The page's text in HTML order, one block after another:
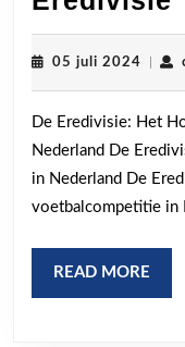
05 juli 2024 05
De Eredivisie: Het
Nederland De
in Nederland De
voetbalcompetitie in
READ MORE